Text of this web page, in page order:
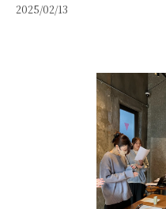
2025/02/13